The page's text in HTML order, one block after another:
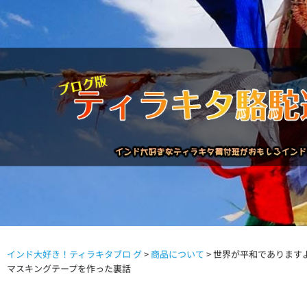
駱駝通信バックナンバー
インド大好き！ティラキタブロ グ> 商品について >世界が平和であります
マスキングテープを作った裏話